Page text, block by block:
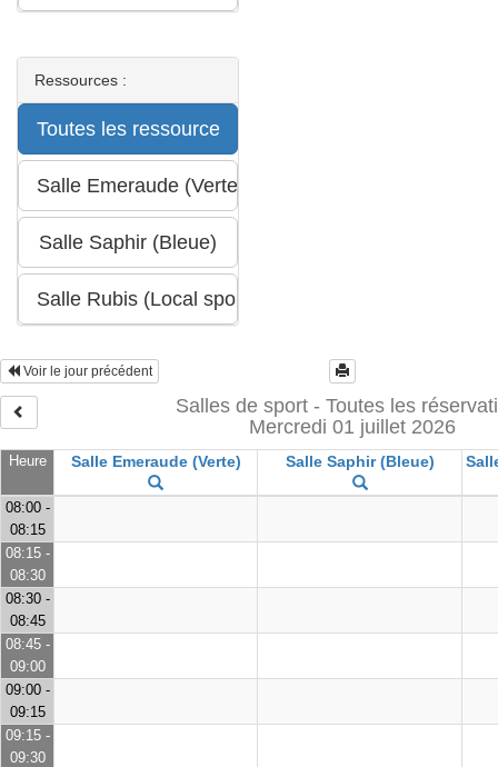
Ressources :
Voir le jour précédent
Salles de sport - Toutes les
Mercredi 01 juillet 2026
Heure Salle Emeraude (Verte) Salle Saphir (Bleue)
08:00 -
08:15
08:15 -
08:30
08:30 -
08:45
08:45 -
09:00
09:00 -
09:15
09:15 -
09:30